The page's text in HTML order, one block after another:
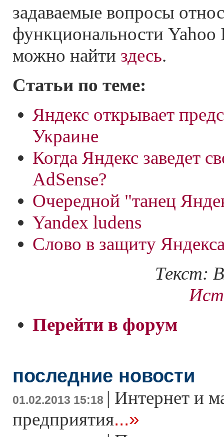
задаваемые вопросы
функциональности Yahoo
можно найти здесь.
Статьи по теме:
Яндекс открывает
Украине
Когда Яндекс заведет
AdSense?
Очередной "танец
Yandex ludens
Слово в защиту
Текст:
Перейти в форум
последние новости
01.02.2013 15:18 | Интернет и
предприятия...»